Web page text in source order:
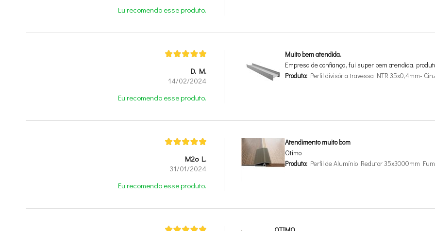
Eu recomendo esse produto.
D. M.
14/02/2024
Eu recomendo esse produto.
Muito bem atendida.
Empresa de confiança, fui super bem atendida,
Produto: Perfil divisória travessa NTR 35x0,4mm-
M2o L.
31/01/2024
Eu recomendo esse produto.
Atendimento muito bom
Otimo
Produto: Perfil de Alumínio Redutor 35x3000mm